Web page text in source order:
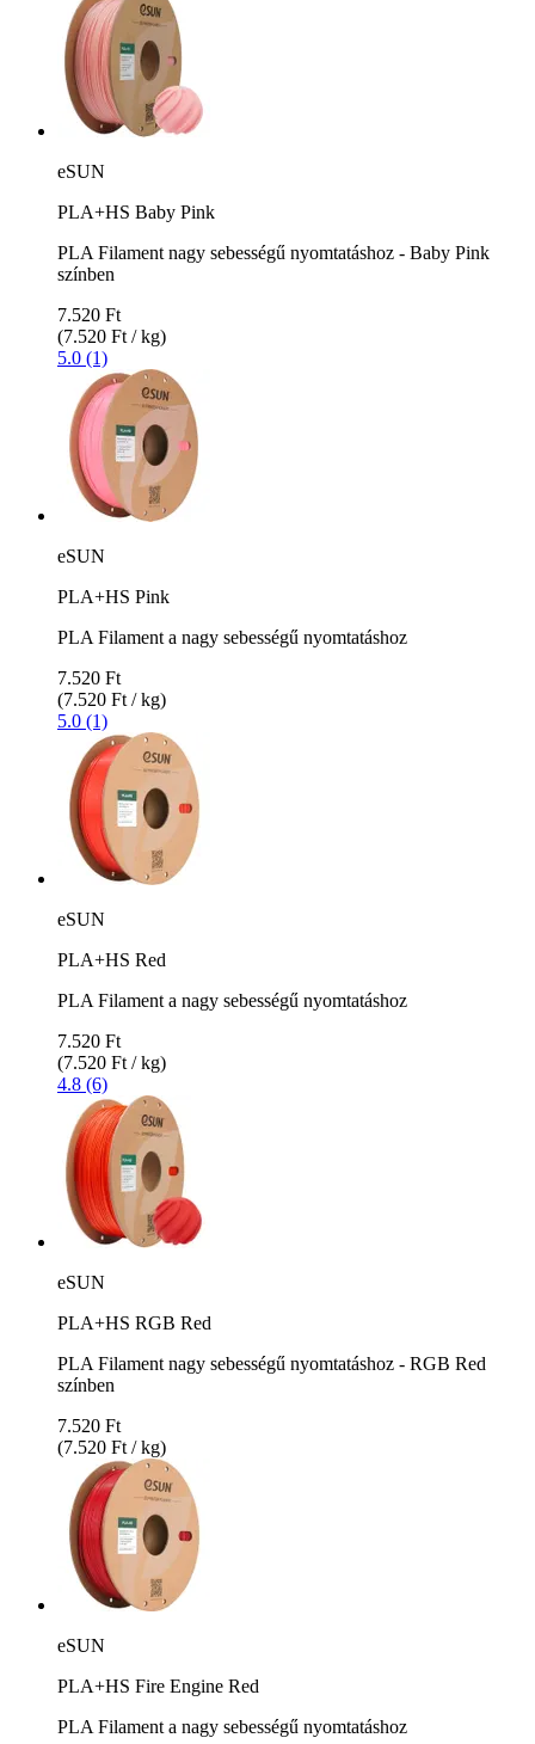
eSUN
PLA+HS Baby Pink
PLA Filament nagy sebességű nyomtatáshoz - Baby Pink
színben
7.520 Ft
(7.520 Ft / kg)
5.0 (1)
eSUN
PLA+HS Pink
PLA Filament a nagy sebességű nyomtatáshoz
7.520 Ft
(7.520 Ft / kg)
5.0 (1)
eSUN
PLA+HS Red
PLA Filament a nagy sebességű nyomtatáshoz
7.520 Ft
(7.520 Ft / kg)
4.8 (6)
eSUN
PLA+HS RGB Red
PLA Filament nagy sebességű nyomtatáshoz - RGB Red
színben
7.520 Ft
(7.520 Ft / kg)
eSUN
PLA+HS Fire Engine Red
PLA Filament a nagy sebességű nyomtatáshoz